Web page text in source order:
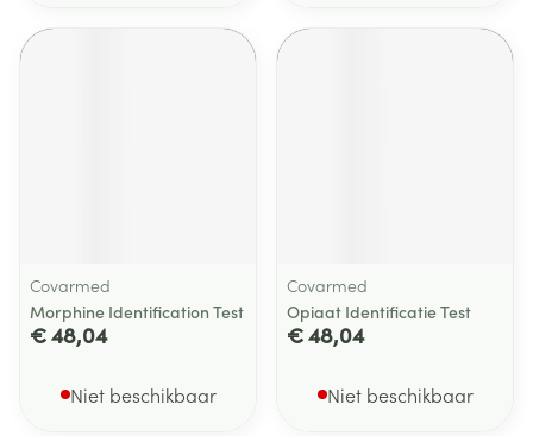
Covarmed
Morphine Identification Test
€ 48,04
Niet beschikbaar
Covarmed
Opiaat Identificatie Test
€ 48,04
Niet beschikbaar